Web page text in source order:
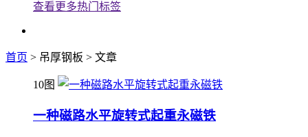
查看更多热门标签
首页 > 吊厚钢板 > 文章
10图
一种磁路水平旋转式起重永磁铁